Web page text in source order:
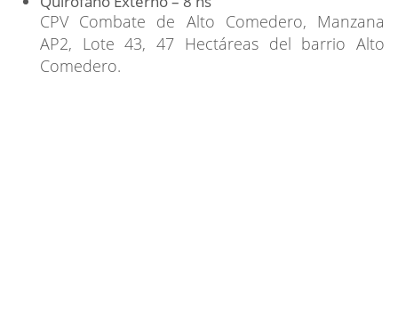
CPV Combate de Alto Comedero, Manzana
AP2, Lote 43, 47 Hectáreas del barrio Alto
Comedero.